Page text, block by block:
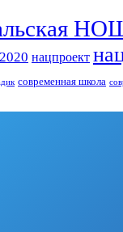
нацпроект
современная школа